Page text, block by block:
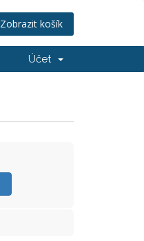
Zobrazit košík
Účet